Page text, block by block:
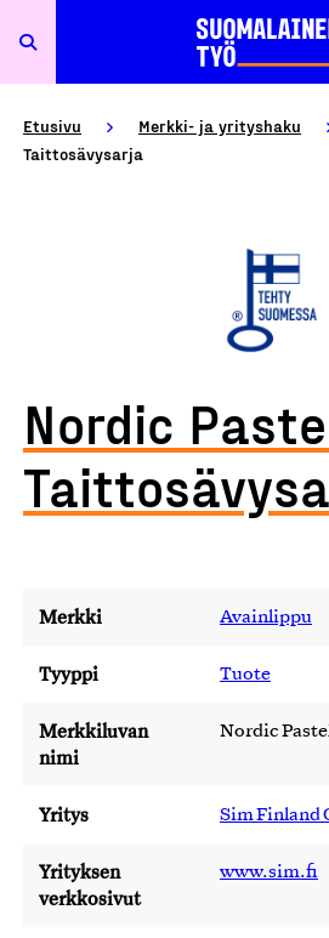
Etusivu Merkki- ja yrityshaku
Taittosävysarja
Nordic
Merkki Avainlippu
Tyyppi Tuote
Merkkiluvan
nimi
Nordic
Yritys Sim Finland
Yrityksen
verkkosivut
www.sim.fi